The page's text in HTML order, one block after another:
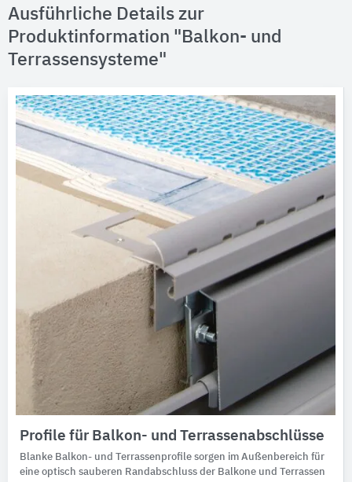
Ausführliche Details zur
Produktinformation "Balkon- und
Terrassensysteme"
Profile für Balkon- und Terrassenabschlüsse
Blanke Balkon- und Terrassenprofile sorgen im Außenbereich für
eine optisch sauberen Randabschluss der Balkone und Terrassen